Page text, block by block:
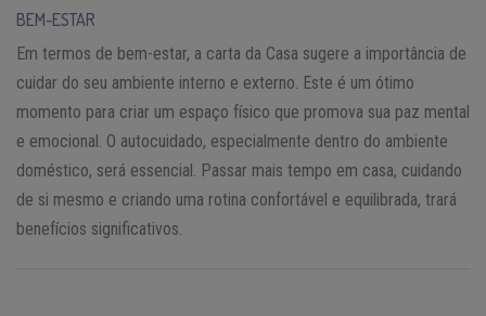
BEM-ESTAR
Em termos de bem-estar, a carta da Casa sugere a importância de
cuidar do seu ambiente interno e externo. Este é um ótimo
momento para criar um espaço físico que promova sua paz mental
e emocional. O autocuidado, especialmente dentro do ambiente
doméstico, será essencial. Passar mais tempo em casa, cuidando
de si mesmo e criando uma rotina confortável e equilibrada, trará
benefícios significativos.